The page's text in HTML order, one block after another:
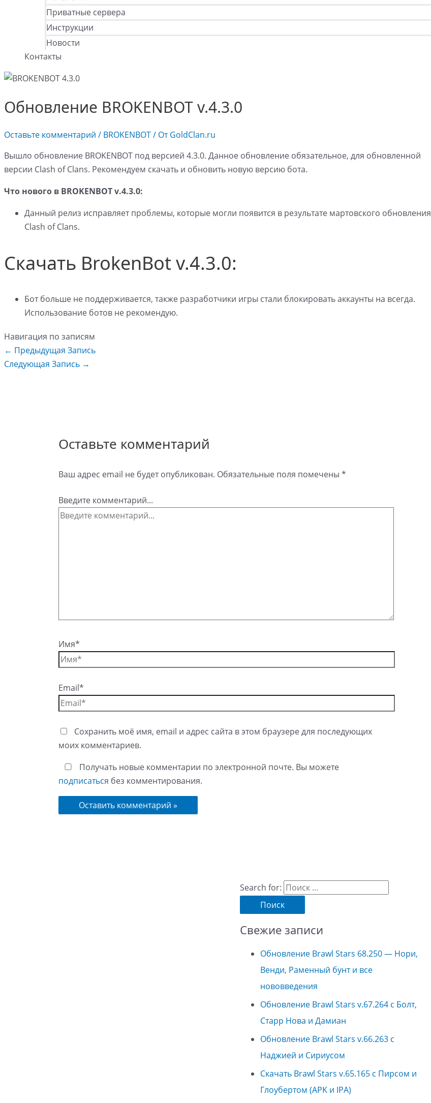
Приватные сервера
Инструкции
Новости
Контакты
Обновление BROKENBOT v.4.3.0
Оставьте комментарий / BROKENBOT/ От GoldClan.ru
Вышло обновление BROKENBOT под версией 4.3.0. Данное обновление обязательное, для обновленной
версии Clash of Clans. Рекомендуем скачать и обновить новую версию бота.
Что нового в BROKENBOT v.4.3.0:
Данный релиз исправляет проблемы, которые могли появится в результате мартовского обновления
Clash of Clans.
Скачать BrokenBot v.4.3.0:
Бот больше не поддерживается, также разработчики игры стали блокировать аккаунты на всегда.
Использование ботов не рекомендую.
Навигация по записям
← Предыдущая Запись
Следующая Запись →
Оставьте комментарий
Ваш адрес email не будет опубликован. Обязательные поля помечены *
Введите комментарий...
Имя*
Email*
Сохранить моё имя, email и адрес сайта в этом браузере для последующих
моих комментариев.
Получать новые комментарии по электронной почте. Вы можете
подписаться без комментирования.
Search for:
Свежие записи
Обновление Brawl Stars 68.250 — Нори,
Венди, Раменный бунт и все
нововведения
Обновление Brawl Stars v.67.264 с Болт,
Старр Нова и Дамиан
Обновление Brawl Stars v.66.263 с
Наджией и Сириусом
Скачать Brawl Stars v.65.165 с Пирсом и
Глоубертом (APK и IPA)